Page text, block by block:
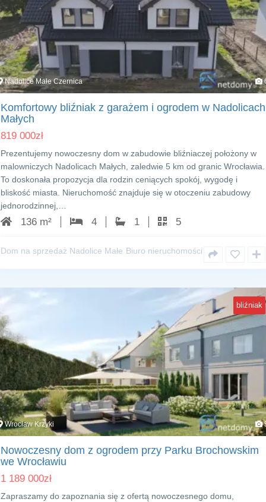
Nadolice Małe Czernica
Komfortowy bliźniak z garażem i ogrodem w Nadolicach
Małych
819 000zł
Prezentujemy nowoczesny dom w zabudowie bliźniaczej położony w
malowniczych Nadolicach Małych, zaledwie 5 km od granic Wrocławia.
To doskonała propozycja dla rodzin ceniących spokój, wygodę i
bliskość miasta. Nieruchomość znajduje się w otoczeniu zabudowy
jednorodzinnej,…
136 m² 4 1 5
Dom na sprzedaż Nadolice Małe Biuro nieruchomości
bliźniak
Wrocław Krzyki
Nowoczesny dom z ogrodem przy Parku Brochowskim
we Wrocławiu
1 189 000zł
Zapraszamy do zapoznania się z ofertą nowoczesnego domu,